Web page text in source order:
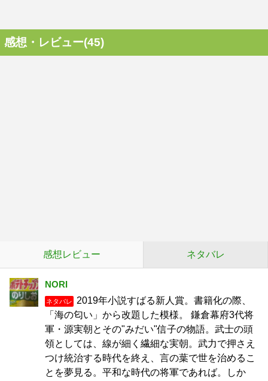
感想・レビュー(45)
感想レビュー ネタバレ
NORI
ネタバレ
2019年小説すばる新人賞。書籍化の際、
「海の匂い」から改題した模様。 鎌倉幕府3代将
軍・源実朝とその"みだい"信子の物語。武士の頭
領としては、線が細く繊細な実朝。武力で押さえ
つけ統治する時代を終え、言の葉で世を治めるこ
とを夢見る。平和な時代の将軍であれば。しか